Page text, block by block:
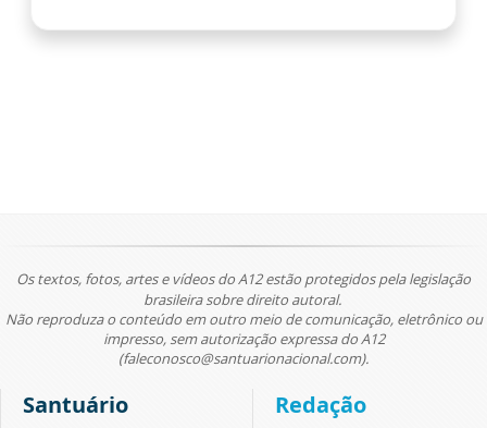
Os textos, fotos, artes e vídeos do A12 estão protegidos pela legislação
brasileira sobre direito autoral.
Não reproduza o conteúdo em outro meio de comunicação, eletrônico ou
impresso, sem autorização expressa do A12
(faleconosco@santuarionacional.com).
Santuário Redação